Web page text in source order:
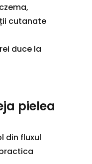
cutanate
duce la
pielea
din fluxul